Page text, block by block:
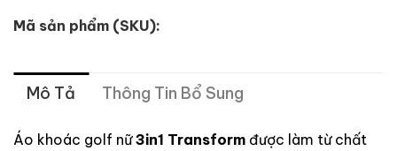
Mã sản phẩm (SKU):
Mô Tả Thông Tin Bổ Sung
Áo khoác golf nữ3in1 Transform được làm từ chất